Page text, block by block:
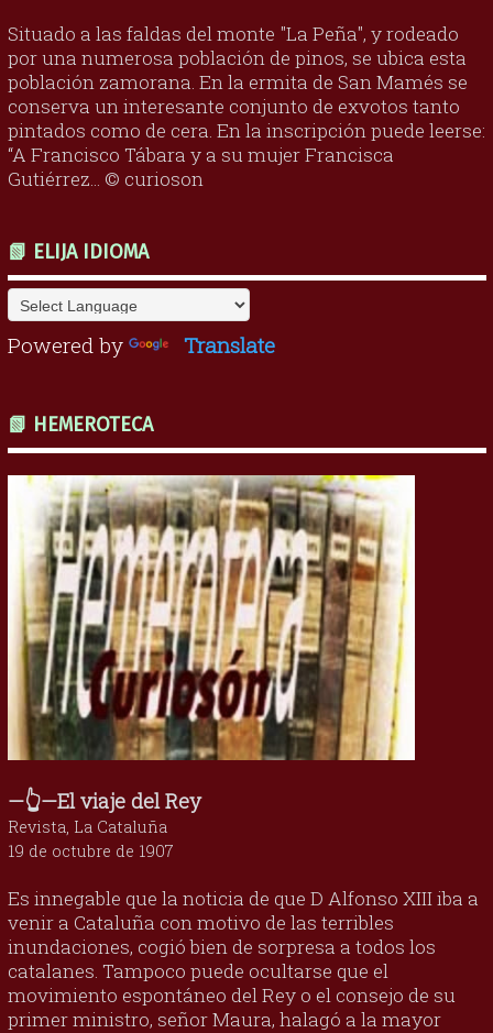
Situado a las faldas del monte "La Peña", y rodeado
por una numerosa población de pinos, se ubica esta
población zamorana. En la ermita de San Mamés se
conserva un interesante conjunto de exvotos tanto
pintados como de cera. En la inscripción puede leerse:
“A Francisco Tábara y a su mujer Francisca
Gutiérrez... © curioson
📗 ELIJA IDIOMA
Powered by Translate
📗 HEMEROTECA
—👆—El viaje del Rey
Revista, La Cataluña
19 de octubre de 1907
Es innegable que la noticia de que D Alfonso XIII iba a
venir a Cataluña con motivo de las terribles
inundaciones, cogió bien de sorpresa a todos los
catalanes. Tampoco puede ocultarse que el
movimiento espontáneo del Rey o el consejo de su
primer ministro, señor Maura, halagó a la mayor